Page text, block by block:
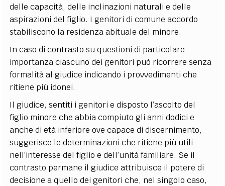
delle capacità, delle inclinazioni naturali e delle
aspirazioni del figlio. I genitori di comune accordo
stabiliscono la residenza abituale del minore.
In caso di contrasto su questioni di particolare
importanza ciascuno dei genitori può ricorrere senza
formalità al giudice indicando i provvedimenti che
ritiene più idonei.
Il giudice, sentiti i genitori e disposto l’ascolto del
figlio minore che abbia compiuto gli anni dodici e
anche di età inferiore ove capace di discernimento,
suggerisce le determinazioni che ritiene più utili
nell’interesse del figlio e dell’unità familiare. Se il
contrasto permane il giudice attribuisce il potere di
decisione a quello dei genitori che, nel singolo caso,